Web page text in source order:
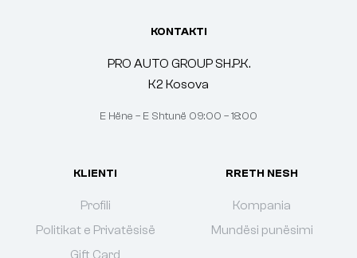
KONTAKTI
PRO AUTO GROUP SH.P.K.
K2 Kosova
E Hëne – E Shtunë 09:00 – 18:00
KLIENTI
Profili
Politikat e Privatësisë
Gift Card
RRETH NESH
Kompania
Mundësi punësimi